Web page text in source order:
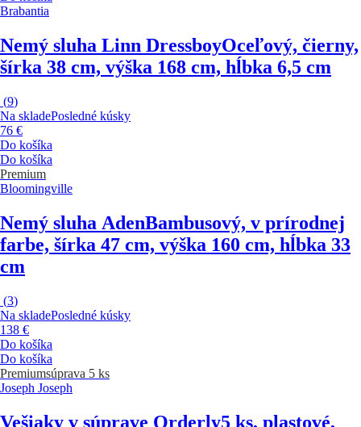
Brabantia
Nemý sluha Linn DressboyOceľový, čierny,
šírka 38 cm, výška 168 cm, hĺbka 6,5 cm
(9)
Na skladePosledné kúsky
76 €
Do košíka
Do košíka
Premium
Bloomingville
Nemý sluha AdenBambusový, v prírodnej
farbe, šírka 47 cm, výška 160 cm, hĺbka 33
cm
(3)
Na skladePosledné kúsky
138 €
Do košíka
Do košíka
Premiumsúprava 5 ks
Joseph Joseph
Vešiaky v súprave Orderly5 ks, plastové,